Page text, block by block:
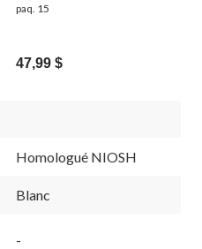
paq. 15
47,99 $
Homologué NIOSH
Blanc
-